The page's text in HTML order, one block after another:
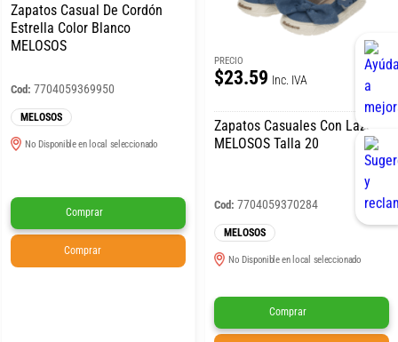
Zapatos Casual De Cordón
Estrella Color Blanco
MELOSOS
Cod: 7704059369950
MELOSOS
No Disponible en local seleccionado
Comprar
Comprar
PRECIO
$23.59 Inc. IVA
Zapatos Casuales Con Lazo
MELOSOS Talla 20
Cod: 7704059370284
MELOSOS
No Disponible en local seleccionado
Comprar